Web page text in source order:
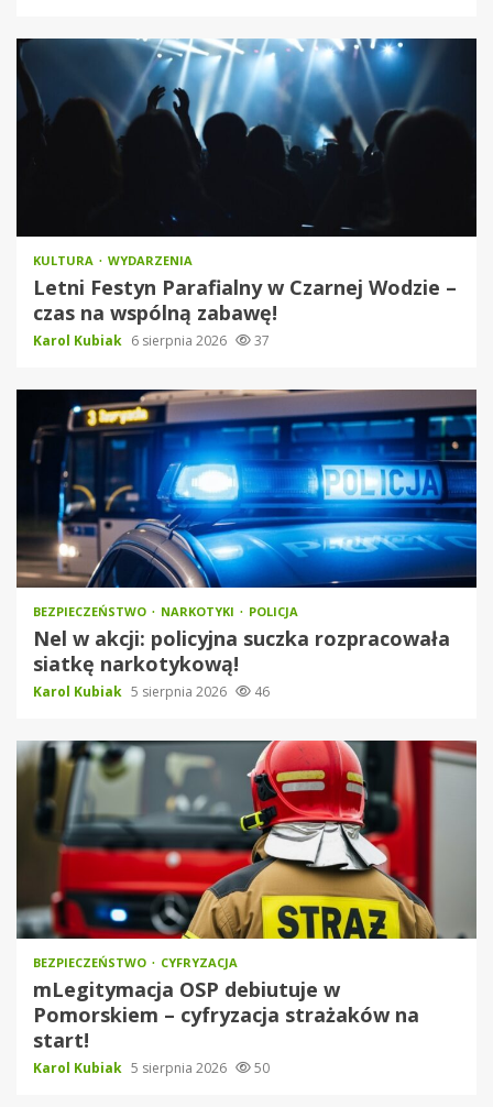
KULTURA WYDARZENIA
Letni Festyn Parafialny w Czarnej Wodzie –
czas na wspólną zabawę!
Karol Kubiak 6 sierpnia 2026 37
BEZPIECZEŃSTWO NARKOTYKI POLICJA
Nel w akcji: policyjna suczka rozpracowała
siatkę narkotykową!
Karol Kubiak 5 sierpnia 2026 46
BEZPIECZEŃSTWO CYFRYZACJA
mLegitymacja OSP debiutuje w
Pomorskiem – cyfryzacja strażaków na
start!
Karol Kubiak 5 sierpnia 2026 50